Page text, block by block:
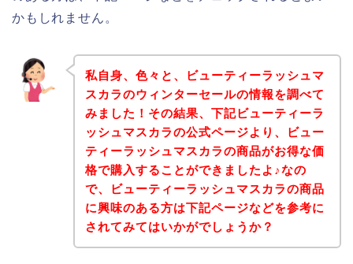
かもしれません。
私自身、色々と、ビューティーラッシュマ
スカラのウィンターセールの情報を調べて
みました！その結果、下記ビューティーラ
ッシュマスカラの公式ページより、ビュー
ティーラッシュマスカラの商品がお得な価
格で購入することができましたよ♪なの
で、ビューティーラッシュマスカラの商品
に興味のある方は下記ページなどを参考に
されてみてはいかがでしょうか？